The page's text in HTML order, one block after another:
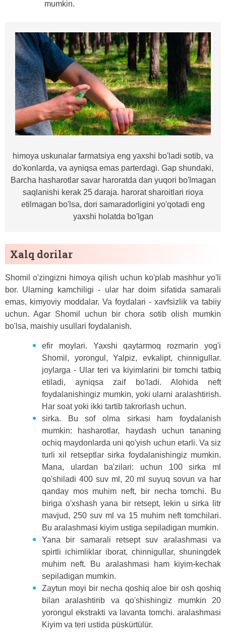
mumkin.
himoya uskunalar farmatsiya eng yaxshi bo'ladi sotib, va
do'konlarda, va ayniqsa emas parterdagi. Gap shundaki,
Barcha hasharotlar savar haroratda dan yuqori bo'lmagan
saqlanishi kerak 25 daraja. harorat sharoitlari rioya
etilmagan bo'lsa, dori samaradorligini yo'qotadi eng
yaxshi holatda bo'lgan
Xalq dorilar
Shomil o'zingizni himoya qilish uchun ko'plab mashhur yo'li
bor. Ularning kamchiligi - ular har doim sifatida samarali
emas, kimyoviy moddalar. Va foydalari - xavfsizlik va tabiiy
uchun. Agar Shomil uchun bir chora sotib olish mumkin
bo'lsa, maishiy usullari foydalanish.
efir moylari. Yaxshi qaytarmoq rozmarin yog'i
Shomil, yorongul, Yalpiz, evkalipt, chinnigullar.
joylarga - Ular teri va kiyimlarini bir tomchi tatbiq
etiladi, ayniqsa zaif bo'ladi. Alohida neft
foydalanishingiz mumkin, yoki ularni aralashtirish.
Har soat yoki ikki tartib takrorlash uchun.
sirka. Bu sof olma sirkasi ham foydalanish
mumkin: hasharotlar, haydash uchun tananing
ochiq maydonlarda uni qo'yish uchun etarli. Va siz
turli xil retseptlar sirka foydalanishingiz mumkin.
Mana, ulardan ba'zilari: uchun 100 sirka ml
qo'shiladi 400 suv ml, 20 ml suyuq sovun va har
qanday mos muhim neft, bir necha tomchi. Bu
biriga o'xshash yana bir retsept, lekin u sirka litr
mavjud, 250 suv ml va 15 muhim neft tomchilari.
Bu aralashmasi kiyim ustiga sepiladigan mumkin.
Yana bir samarali retsept suv aralashmasi va
spirtli ichimliklar iborat, chinnigullar, shuningdek
muhim neft. Bu aralashmasi ham kiyim-kechak
sepiladigan mumkin.
Zaytun moyi bir necha qoshiq aloe bir osh qoshiq
bilan aralashtirib va ​​qo'shishingiz mumkin 20
yorongul ekstrakti va lavanta tomchi. aralashmasi
Kiyim va teri ustida püskürtülür.